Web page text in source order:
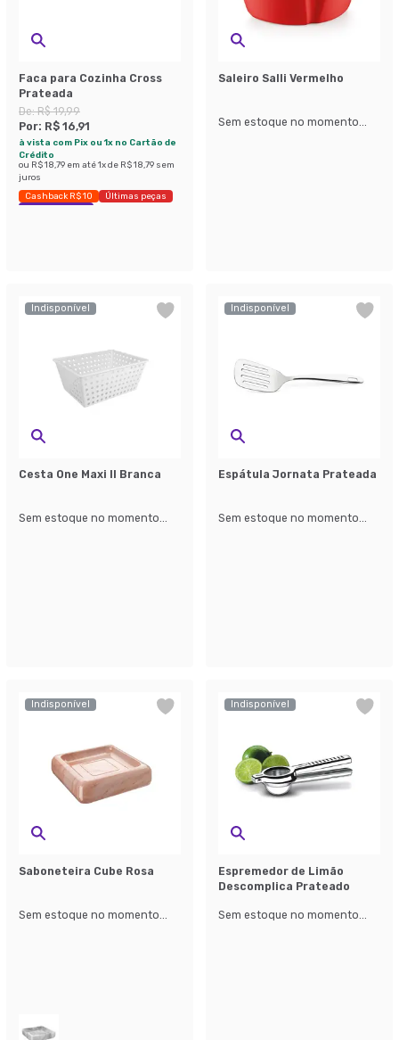
Faca para Cozinha Cross
Prateada
De:R$ 19,99
Por: R$ 16,91
à vista com Pix ou 1x no Cartão de
Crédito
ou R$ 18,79 em até1x de R$ 18,79 sem
juros
Cashback R$ 10
Últimas peças
Economize 15%
Saleiro Salli Vermelho
Sem estoque no momento...
Indisponível
Cesta One Maxi II Branca
Sem estoque no momento...
Indisponível
Espátula Jornata Prateada
Sem estoque no momento...
Indisponível
Saboneteira Cube Rosa
Sem estoque no momento...
Indisponível
Espremedor de Limão
Descomplica Prateado
Sem estoque no momento...